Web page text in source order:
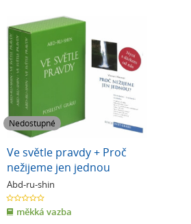
Nedostupné
Ve světle pravdy + Proč
nežijeme jen jednou
Abd-ru-shin
0.0
z
5
hvězdiček
měkká vazba